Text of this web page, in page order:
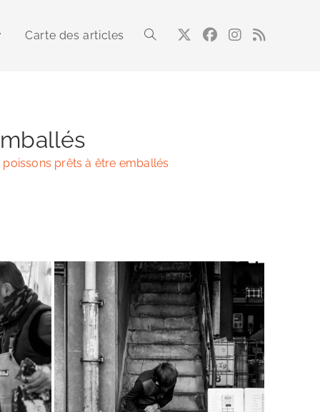
Carte des articles Toggle
poissons prêts à être emballés